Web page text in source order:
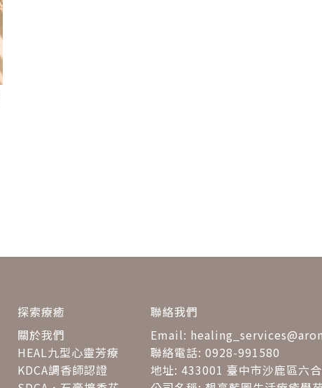
探索療癒
關於我們
HEAL九型心靈芳療
KDCA調香師認證
聯絡我們
Email:
聯絡電話: 0928-991580
地址: 433001 臺中市沙鹿區六